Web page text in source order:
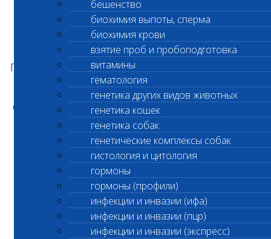
бешенство
биохимия выпоты, сперма
биохимия крови
взятие проб и пробоподготовка
витамины
гематология
генетика других видов животных
генетика кошек
генетика собак
генетические комплексы собак
гистология и цитология
гормоны
гормоны (профили)
инфекции и инвазии (ифа)
инфекции и инвазии (пцр)
инфекции и инвазии (экспресс)
переходит в режим работы
лабораторного офиса.Доступно
выполнение срочных анализов.
Получение более подробной информации по
телефону +7 (495) 260-0-260
Ограничен приём и выполнение следующих
анализов:
1. Исследование спермы (код 302)
С уважением,
Администрация ООО «Шанс Био»